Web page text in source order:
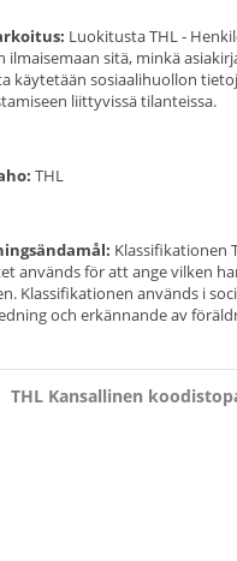
Luokitusta THL -
ilmaisemaan sitä, minkä
käytetään sosiaalihuollon
liittyvissä tilanteissa.
THL
Klassifikationen
används för att ange vilken
Klassifikationen används i
och erkännande av
THL Kansallinen